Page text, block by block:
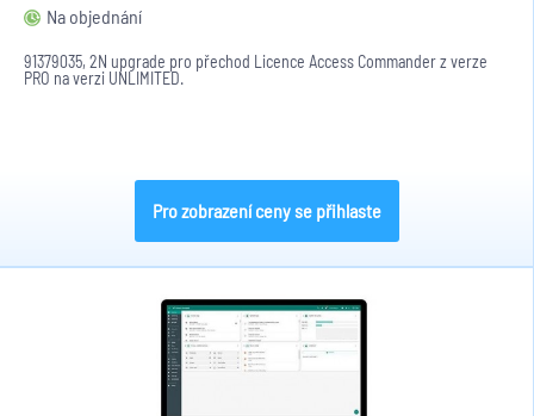
Na objednání
91379035, 2N upgrade pro přechod Licence Access Commander z verze
PRO na verzi UNLIMITED.
Pro zobrazení ceny se přihlaste